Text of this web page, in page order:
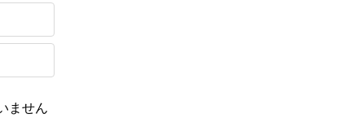
ません